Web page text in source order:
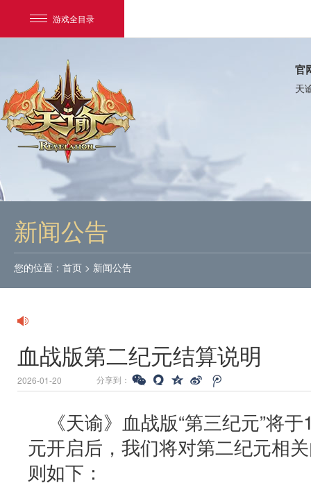
游戏全目录
网易游戏
我的足迹：
官
天
新闻公告
您的位置： 首页 > 新闻公告
血战版第二纪元结算说明
2026-01-20 分享到：
《天谕》血战版“第三纪元”将
元开启后，我们将对第二纪元相
则如下：